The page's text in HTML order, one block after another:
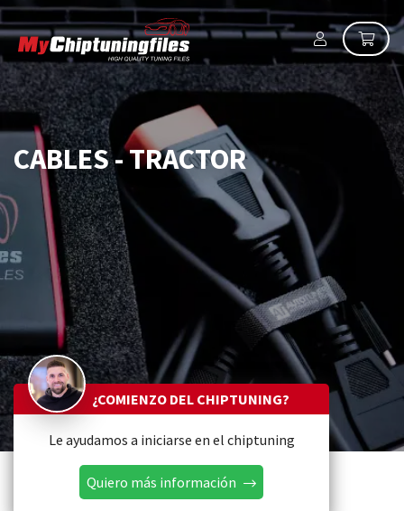
CABLES - TRACTOR
¿COMIENZO DEL CHIPTUNING?
Le ayudamos a iniciarse en el chiptuning
Quiero más información